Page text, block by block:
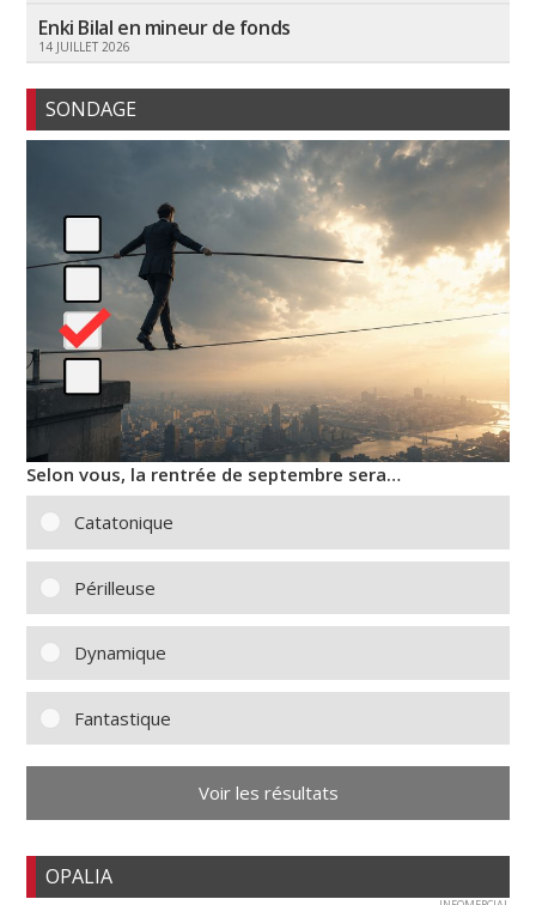
Enki Bilal en mineur de fonds
14 JUILLET 2026
SONDAGE
Selon vous, la rentrée de septembre sera…
Catatonique
Périlleuse
Dynamique
Fantastique
Voir les résultats
OPALIA